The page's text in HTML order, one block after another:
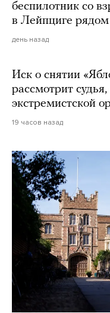
беспилотник со
в Лейпциге
день назад
Иск о снятии
рассмотрит
экстремистской
19 часов назад